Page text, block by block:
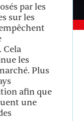
par les
sur les
Cela
les
Plus
afin que
une